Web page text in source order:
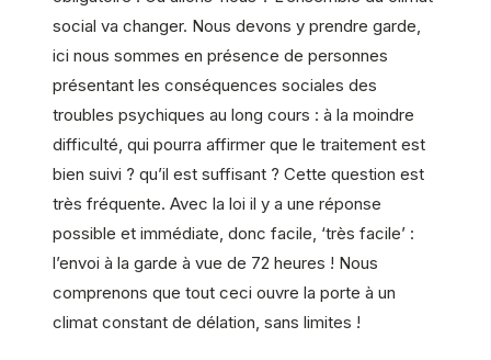
social va changer. Nous devons y prendre garde,
ici nous sommes en présence de personnes
présentant les conséquences sociales des
troubles psychiques au long cours : à la moindre
difficulté, qui pourra affirmer que le traitement est
bien suivi ? qu’il est suffisant ? Cette question est
très fréquente. Avec la loi il y a une réponse
possible et immédiate, donc facile, ‘très facile’ :
l’envoi à la garde à vue de 72 heures ! Nous
comprenons que tout ceci ouvre la porte à un
climat constant de délation, sans limites !